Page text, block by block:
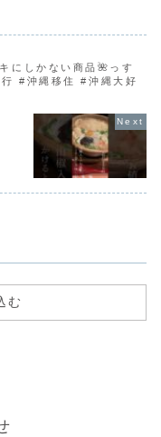
にしかない商品🌺っす
#沖縄移住 #沖縄大好
む